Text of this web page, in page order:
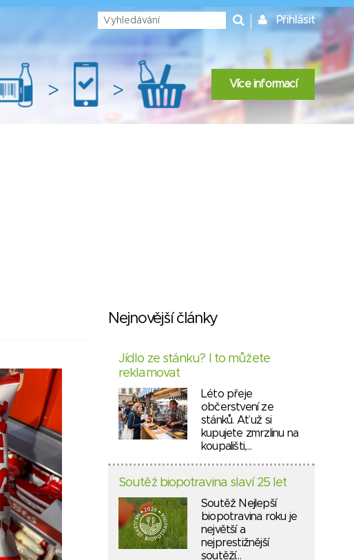
Přihlásit
> > Více informací
Nejnovější články
Jídlo ze stánku? I to můžete
reklamovat
Léto přeje
občerstvení ze
stánků. Ať už si
kupujete zmrzlinu na
koupališti,…
Soutěž biopotravina slaví 25 let
Soutěž Nejlepší
biopotravina roku je
největší a
nejprestižnější
soutěží…